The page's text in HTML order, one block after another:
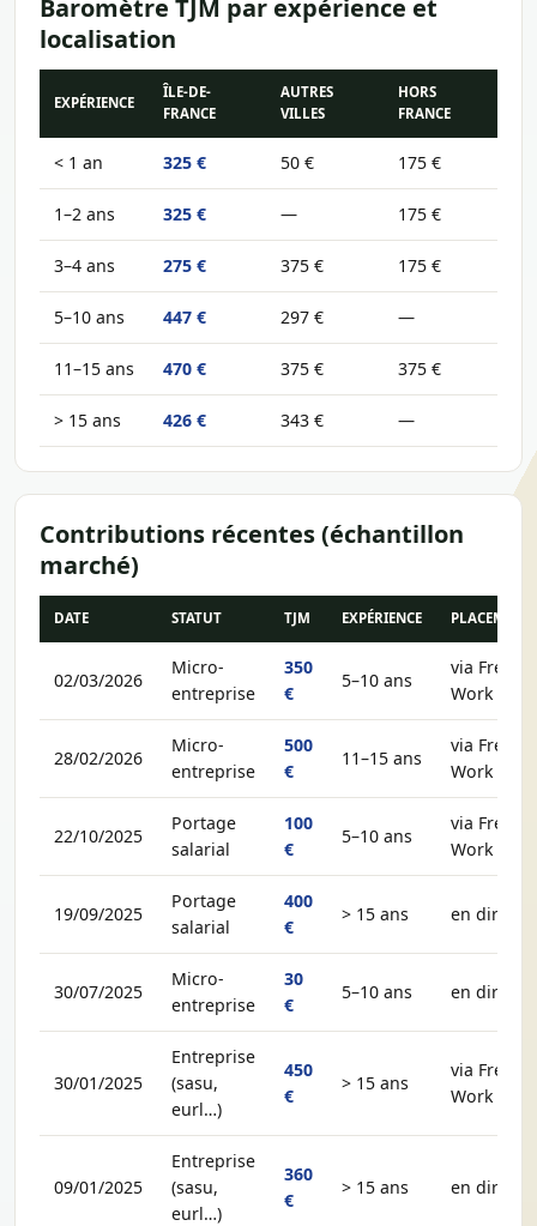
Baromètre TJM par expérience et
localisation
EXPÉRIENCE
ÎLE-DE-
FRANCE
AUTRES
VILLES
HORS
FRANCE
< 1 an 325 € 50 € 175 €
1–2 ans 325 € — 175 €
3–4 ans 275 € 375 € 175 €
5–10 ans 447 € 297 € —
11–15 ans 470 € 375 € 375 €
> 15 ans 426 € 343 € —
Contributions récentes (échantillon
marché)
DATE STATUT TJM EXPÉRIENCE PLACEMENT
02/03/2026
Micro-
entreprise
350
€
5–10 ans
via Free-
Work
28/02/2026
Micro-
entreprise
500
€
11–15 ans
via Free-
Work
22/10/2025
Portage
salarial
100
€
5–10 ans
via Free-
Work
19/09/2025
Portage
salarial
400
€
> 15 ans en direct
30/07/2025
Micro-
entreprise
30
€
5–10 ans en direct
30/01/2025
Entreprise
(sasu,
eurl…)
450
€
> 15 ans
via Free-
Work
09/01/2025
Entreprise
(sasu,
eurl…)
360
€
> 15 ans en direct